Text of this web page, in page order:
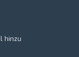
hinzu